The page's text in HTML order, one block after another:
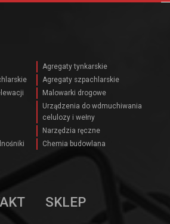
Agregaty tynkarskie
Agregaty szpachlarskie
Malowarki drogowe
Urządzenia do wdmuchiwania
celulozy i wełny
Narzędzia ręczne
Chemia budowlana
SKLEP